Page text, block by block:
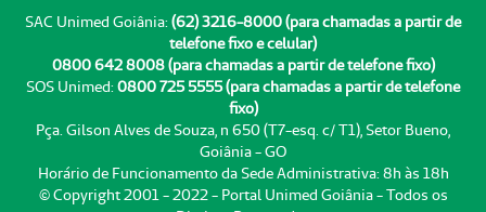
SAC Unimed Goiânia: (62) 3216-8000 (para chamadas a partir de
telefone fixo e celular)
0800 642 8008 (para chamadas a partir de telefone fixo)
SOS Unimed: 0800 725 5555 (para chamadas a partir de telefone
fixo)
Pça. Gilson Alves de Souza, n 650 (T7-esq. c/ T1), Setor Bueno,
Goiânia - GO
Horário de Funcionamento da Sede Administrativa: 8h às 18h
© Copyright 2001 - 2022 - Portal Unimed Goiânia - Todos os